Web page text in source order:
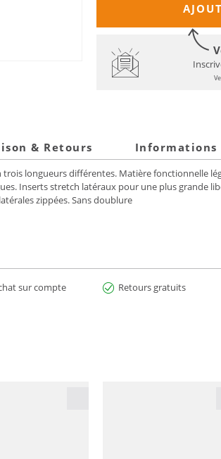
& Retours
longueurs différentes. Matière fonctionnelle
Inserts stretch latéraux pour une plus grande
zippées. Sans doublure
sur compte Retours gratuits